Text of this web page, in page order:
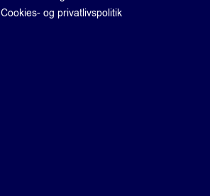
Cookies- og privatlivspolitik